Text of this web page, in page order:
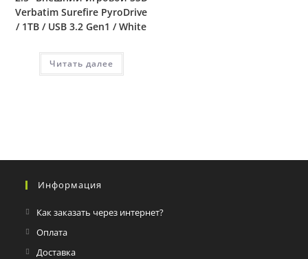
Verbatim Surefire PyroDrive
/ 1TB / USB 3.2 Gen1 / White
Читать далее
Информация
Как заказать через интернет?
Оплата
Доставка